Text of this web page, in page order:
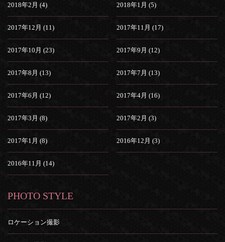
2018年2月 (4) 2018年1月 (5)
2017年12月 (11) 2017年11月 (17)
2017年10月 (23) 2017年9月 (12)
2017年8月 (13) 2017年7月 (13)
2017年6月 (12) 2017年4月 (16)
2017年3月 (8) 2017年2月 (3)
2017年1月 (8) 2016年12月 (3)
2016年11月 (14)
PHOTO STYLE
ロケーション撮影